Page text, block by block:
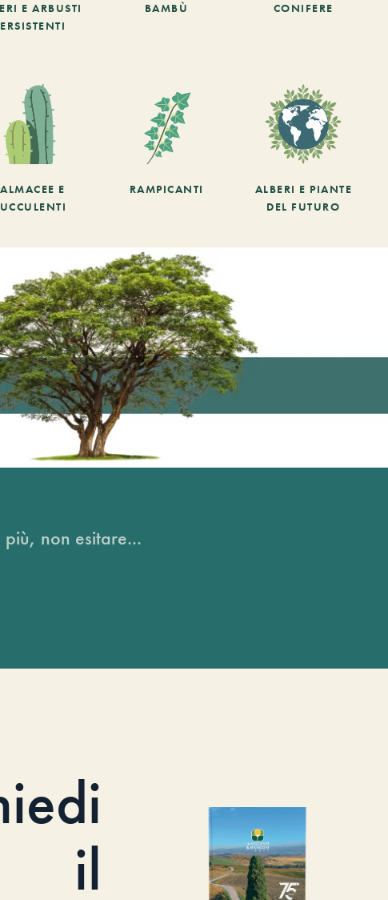
E ARBUSTI
BAMBÙ CONIFERE
E
RAMPICANTI
ALBERI E PIANTE
DEL FUTURO
non esitare...
il